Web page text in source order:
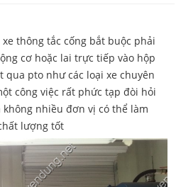
thông tắc cống bắt buộc phải
cơ hoặc lai trực tiếp vào hộp
qua pto như các loại xe chuyên
công việc rất phức tạp đòi hỏi
nhiều đơn vị có thể làm
lượng tốt